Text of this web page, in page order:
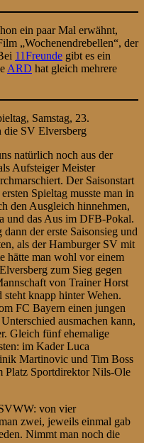
ein paar Mal erwähnt,
„Wochenendrebellen“, der
11Freunde gibt es ein
ARD hat gleich mehrere
Samstag, 23.
die SV Elversberg
natürlich noch aus der
Aufsteiger Meister
Der Saisonstart
Spieltag musste man in
den Ausgleich hinnehmen,
und das Aus im DFB-Pokal.
der erste Saisonsieg und
als der Hamburger SV mit
hätte man wohl vor einem
zum Sieg gegen
von Trainer Horst
knapp hinter Wehen.
FC Bayern einen jungen
ausmachen kann,
Gleich fünf ehemalige
im Kader Luca
Martinovic und Tim Boss
Platz Sportdirektor Nils-Ole
von vier
zwei, jeweils einmal gab
Nimmt man noch die